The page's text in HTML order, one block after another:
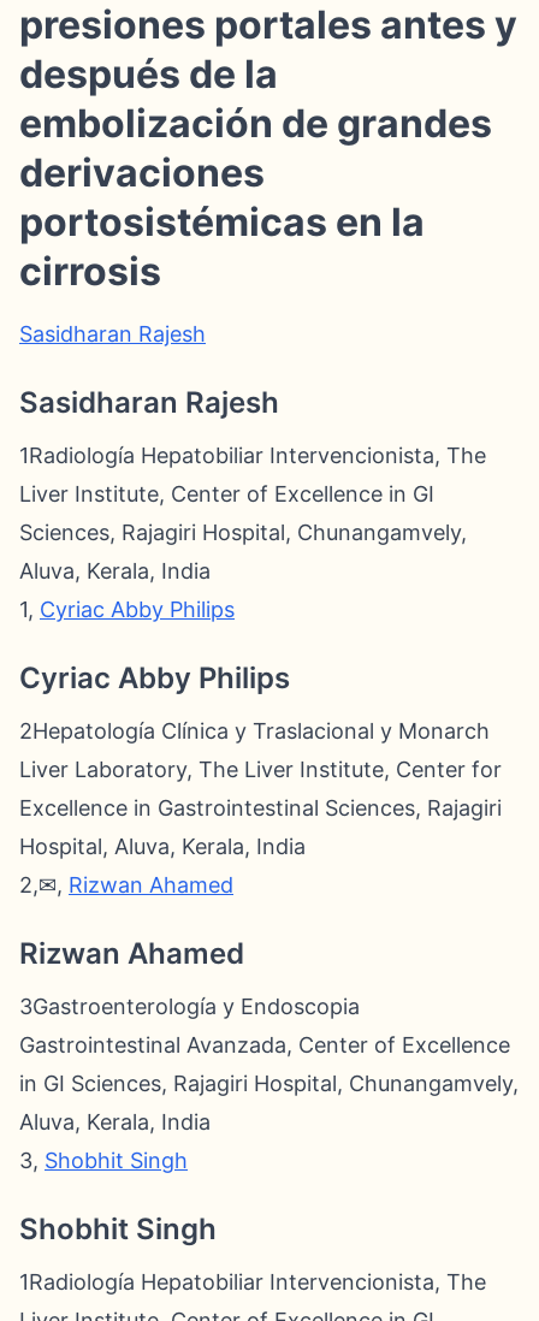
presiones portales antes y
después de la
embolización de grandes
derivaciones
portosistémicas en la
cirrosis
Sasidharan Rajesh
Sasidharan Rajesh
1Radiología Hepatobiliar Intervencionista, The
Liver Institute, Center of Excellence in GI
Sciences, Rajagiri Hospital, Chunangamvely,
Aluva, Kerala, India
1, Cyriac Abby Philips
Cyriac Abby Philips
2Hepatología Clínica y Traslacional y Monarch
Liver Laboratory, The Liver Institute, Center for
Excellence in Gastrointestinal Sciences, Rajagiri
Hospital, Aluva, Kerala, India
2,✉, Rizwan Ahamed
Rizwan Ahamed
3Gastroenterología y Endoscopia
Gastrointestinal Avanzada, Center of Excellence
in GI Sciences, Rajagiri Hospital, Chunangamvely,
Aluva, Kerala, India
3, Shobhit Singh
Shobhit Singh
1Radiología Hepatobiliar Intervencionista, The